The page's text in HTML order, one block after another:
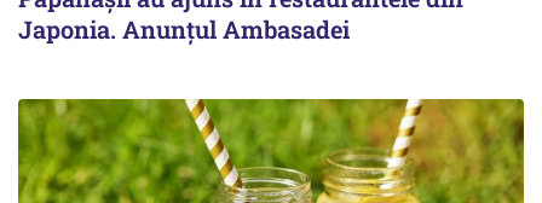
Japonia. Anunțul Ambasadei